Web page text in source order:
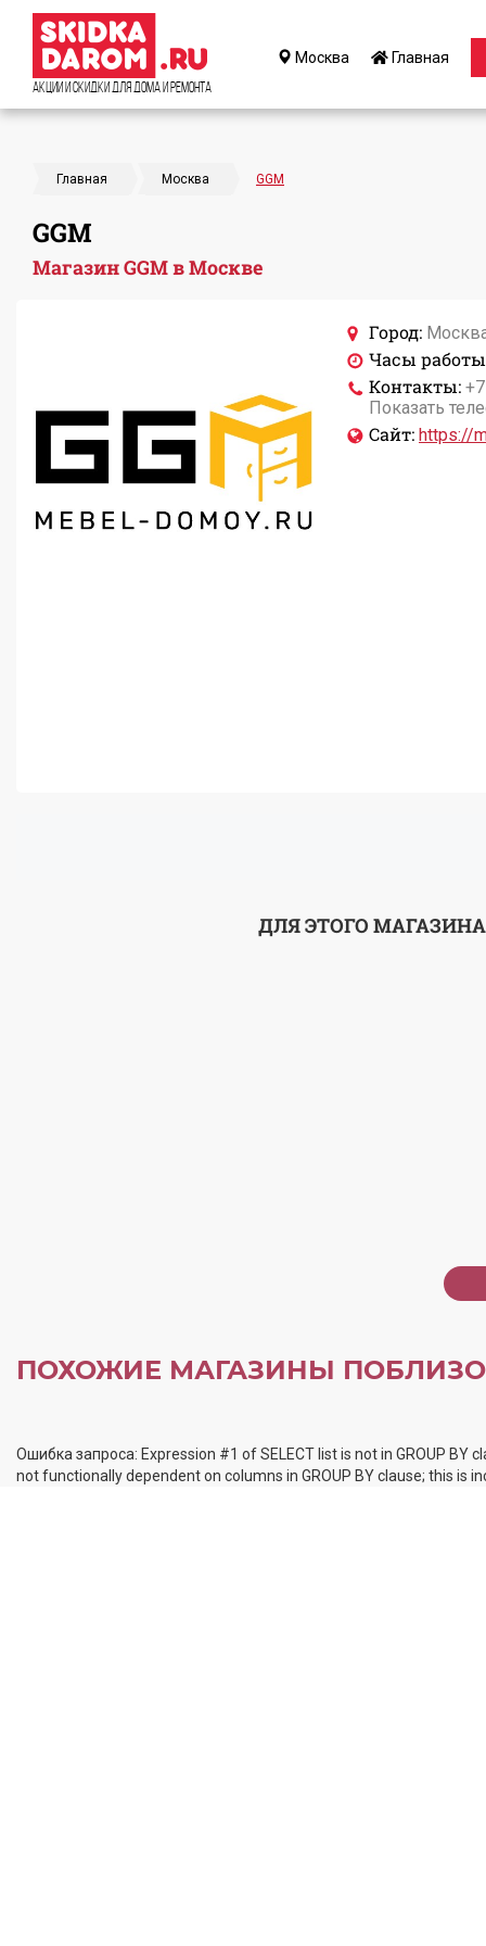
Акции и Скидки для дома и ремонта
Москва Главная
Главная Москва GGM
GGM
Магазин GGM в Москве
Город:
Часы
Контакты:
Показать
Сайт: https://
ДЛЯ ЭТОГО
ПОХОЖИЕ МАГАЗИНЫ
Ошибка запроса: Expression #1 of SELECT list is not in GROUP
not functionally dependent on columns in GROUP BY clause; this is